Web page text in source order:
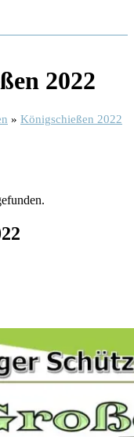
2022
» Königschießen 2022